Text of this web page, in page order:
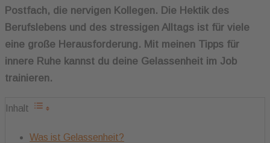
Postfach, die nervigen Kollegen. Die Hektik des
Berufslebens und des stressigen Alltags ist für viele
eine große Herausforderung. Mit meinen Tipps für
innere Ruhe kannst du deine Gelassenheit im Job
trainieren.
Inhalt
Was ist Gelassenheit?